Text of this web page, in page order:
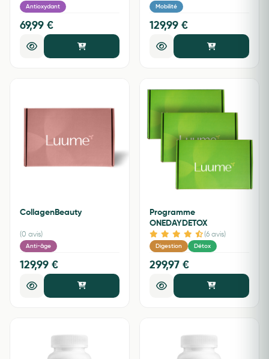
Antioxydant
69,99 €
Mobilité
129,99 €
CollagenBeauty
(0 avis)
Anti-âge
129,99 €
Programme
ONEDAYDETOX
(6 avis)
Digestion Détox
299,97 €